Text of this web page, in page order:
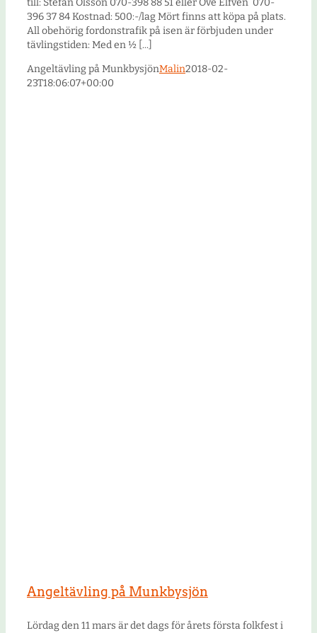
till: Stefan Olsson 070-398 88 51 eller Ove Elfvén 070-
396 37 84 Kostnad: 500:-/lag Mört finns att köpa på plats.
All obehörig fordonstrafik på isen är förbjuden under
tävlingstiden: Med en ½ [...]
Angeltävling på MunkbysjönMalin2018-02-
23T18:06:07+00:00
Angeltävling på Munkbysjön
Lördag den 11 mars är det dags för årets första folkfest i